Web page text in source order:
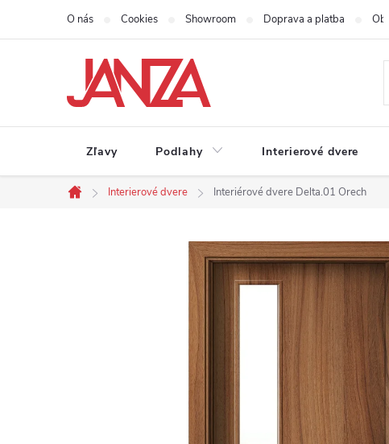
Prejsť na obsah
O nás Cookies Showroom Doprava a platba
Zľavy Podlahy Interierové dvere
Domov
Interierové dvere Interiérové dvere Delta.01 Orech